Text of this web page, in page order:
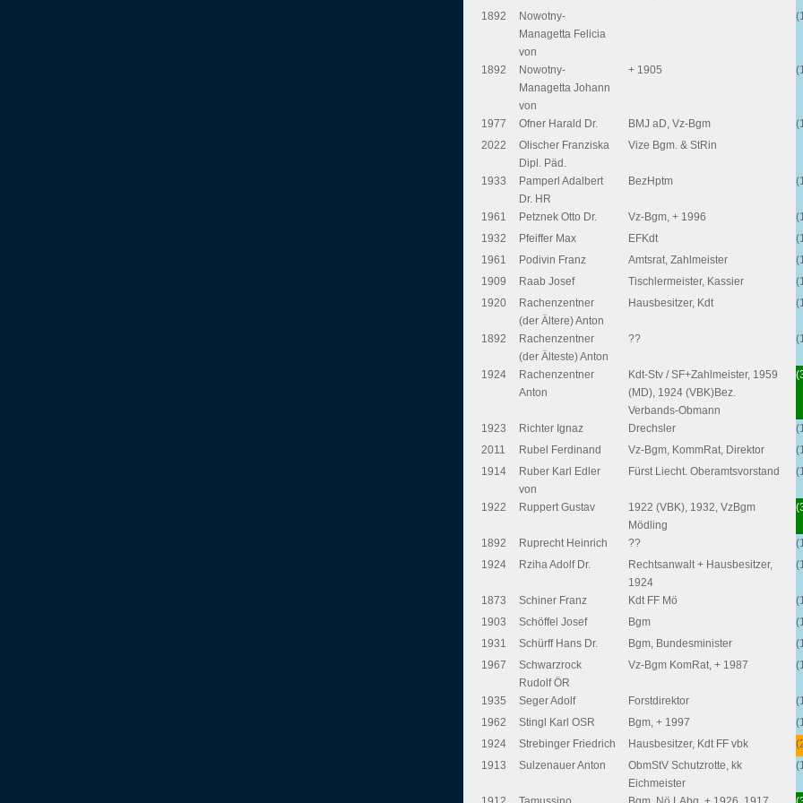
1892
Nowotny-
Managetta Felicia
von
1892
Nowotny-
Managetta Johann
von
+ 1905
1977 Ofner Harald Dr. BMJ aD, Vz-Bgm
2022
Olischer Franziska
Dipl. Päd.
Vize Bgm. & StRin
1933
Pamperl Adalbert
Dr. HR
BezHptm
1961 Petznek Otto Dr. Vz-Bgm, + 1996
1932
Pfeiffer Max EFKdt
1961
Podivin Franz Amtsrat, Zahlmeister
1909
Raab Josef Tischlermeister, Kassier
1920
Rachenzentner
(der Ältere) Anton
Hausbesitzer, Kdt
1892
Rachenzentner
(der Älteste) Anton
??
1924
Rachenzentner
Anton
Kdt-Stv / SF+Zahlmeister, 1959
(MD), 1924 (VBK)Bez.
Verbands-Obmann
1923 Richter Ignaz Drechsler
2011
Rubel Ferdinand Vz-Bgm, KommRat, Direktor
1914
Ruber Karl Edler
von
Fürst Liecht. Oberamtsvorstand
1922 Ruppert Gustav
1922 (VBK), 1932, VzBgm
Mödling
1892 Ruprecht Heinrich ??
1924
Rziha Adolf Dr.
Rechtsanwalt + Hausbesitzer,
1924
1873 Schiner Franz Kdt FF Mö
1903
Schöffel Josef Bgm
1931
Schürff Hans Dr. Bgm, Bundesminister
1967
Schwarzrock
Rudolf ÖR
Vz-Bgm KomRat, + 1987
1935 Seger Adolf Forstdirektor
1962
Stingl Karl OSR Bgm, + 1997
1924
Strebinger Friedrich Hausbesitzer, Kdt FF vbk
1913
Sulzenauer Anton
ObmStV Schutzrotte, kk
Eichmeister